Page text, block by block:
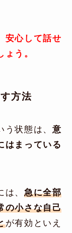
安心して話せ
う。
方法
う状態は、 意
はまっている
、 急に全部
の小さな自己
が有効といえ